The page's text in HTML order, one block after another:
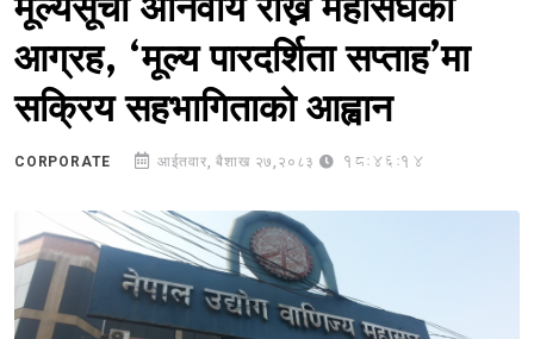
मूल्यसूची अनिवार्य राख्न महासंघको
आग्रह, ‘मूल्य पारदर्शिता सप्ताह’मा
सक्रिय सहभागिताको आह्वान
CORPORATE आईतवार, बैशाख २७,२०८३ 18:46:14